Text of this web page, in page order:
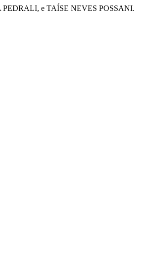
e TAÍSE NEVES POSSANI.